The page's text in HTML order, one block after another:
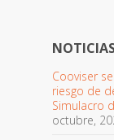
Cooviser
riesgo de
Simulacro
octubre,